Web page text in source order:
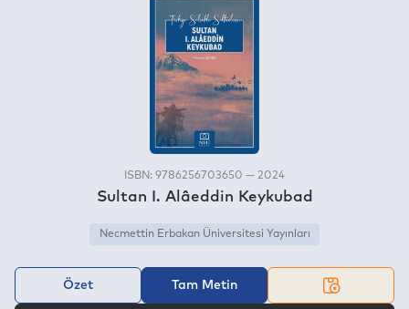
ISBN: 9786256703650 — 2024
Sultan I. Alâeddin Keykubad
Necmettin Erbakan Üniversitesi Yayınları
Özet Tam Metin